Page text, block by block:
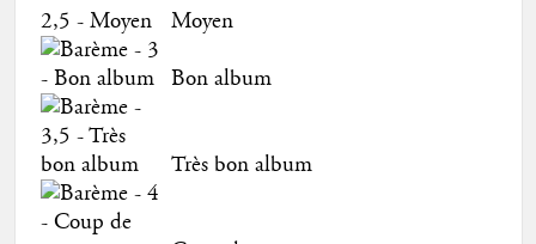
Moyen
Bon album
Très bon album